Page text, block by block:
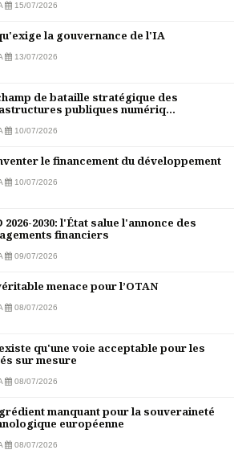
15/07/2026
la gouvernance de l'IA
13/07/2026
de bataille stratégique des
publiques numériq...
10/07/2026
le financement du développement
10/07/2026
2026-2030: l'État salue l'annonce des
financiers
09/07/2026
menace pour l’OTAN
08/07/2026
qu'une voie acceptable pour les
sur mesure
08/07/2026
manquant pour la souveraineté
européenne
08/07/2026